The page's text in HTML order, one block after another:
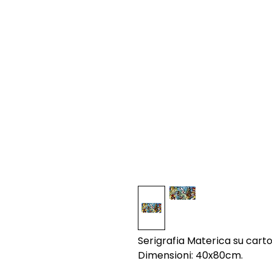
Serigrafia Materica su
Dimensioni: 40x80cm.